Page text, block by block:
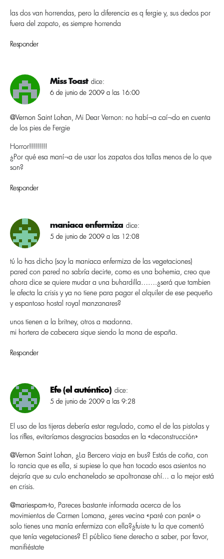
las dos van horrendas, pero la diferencia es q fergie y, sus dedos por
fuera del zapato, es siempre horrenda
Responder
Miss Toast dice:
6 de junio de 2009 a las 16:00
@Vernon Saint Lohan , Mi Dear Vernon: no habí¬a caí¬do en cuenta
de los pies de Fergie
Horror!!!!!!!!!
¿Por qué esa maní¬a de usar los zapatos dos tallas menos de lo que
son?
Responder
maniaca enfermiza dice:
5 de junio de 2009 a las 12:08
tú lo has dicho (soy la maniaca enfermiza de las vegetaciones)
pared con pared no sabrí­a decirte, como es una bohemia, creo que
ahora dice se quiere mudar a una buhardilla…….¿será que tambien
le afecta la crisis y ya no tiene para pagar el alquiler de ese pequeño
y espantoso hostal royal manzanares?
unos tienen a la britney, otros a madonna.
mi hortera de cabecera sique siendo la mona de españa.
Responder
Efe (el auténtico) dice:
5 de junio de 2009 a las 9:28
El uso de las tijeras deberí­a estar regulado, como el de las pistolas y
los rifles, evitarí­amos desgracias basadas en la «deconstrucción»
@Vernon Saint Lohan , ¿La Bercero viaja en bus? Estás de coña, con
lo rancia que es ella, si supiese lo que han tocado esos asientos no
dejarí­a que su culo enchanelado se apoltronase ahí­… a lo mejor está
en crisis.
@mariespam-to , Pareces bastante informada acerca de los
movimientos de Carmen Lomana, ¿eres vecina «paré con paré» o
solo tienes una maní­a enfermiza con ella?¿fuiste tu la que comentó
que tení­a vegetaciones? El público tiene derecho a saber, por favor,
manifiéstate